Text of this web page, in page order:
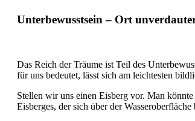
Unterbewusstsein – Ort
Das Reich der Träume ist Teil des
für uns bedeutet, lässt sich am leichtesten
Stellen wir uns einen Eisberg vor. Man
Eisberges, der sich über der Wasseroberfläche